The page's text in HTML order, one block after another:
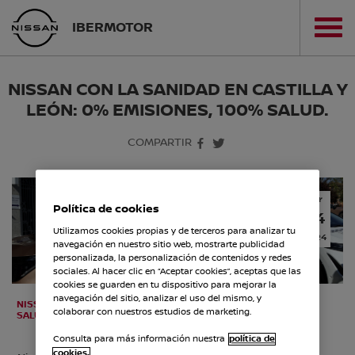
IBERMOTOR
NISSAN CON LA SANIDAD EN CASTILLA Y
LEÓN: 0% EMISIONES, 100% SALUD.
COMPARTIR
Abr
24
2024
NISSAN LANZA EL PROGRAMA SOCIAL "0% EMISIONES, 100%
SALUD" PARA APOYAR LA SANIDAD EN CASTILLA Y LEÓN
Política de cookies
Utilizamos cookies propias y de terceros para analizar tu
navegación en nuestro sitio web, mostrarte publicidad
personalizada, la personalización de contenidos y redes
sociales. Al hacer clic en “Aceptar cookies”, aceptas que las
cookies se guarden en tu dispositivo para mejorar la
navegación del sitio, analizar el uso del mismo, y
colaborar con nuestros estudios de marketing.
Consulta para más información nuestra política de